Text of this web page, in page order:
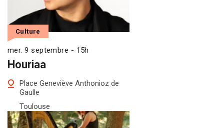
Houriaa
Culture
mer. 9 septembre - 15h
Place Geneviève Anthonioz de
Gaulle
Toulouse